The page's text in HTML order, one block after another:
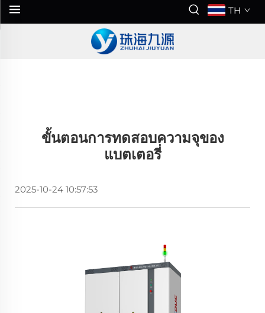
TH
ขั้นตอนการทดสอบความจุของ
แบตเตอรี่
2025-10-24 10:57:53